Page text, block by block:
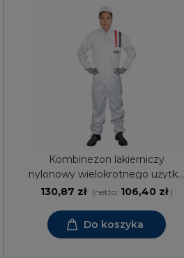
Kombinezon lakierniczy
nylonowy wielokrotnego użytku
Colad
130,87 zł (netto: 106,40 zł)
Do koszyka